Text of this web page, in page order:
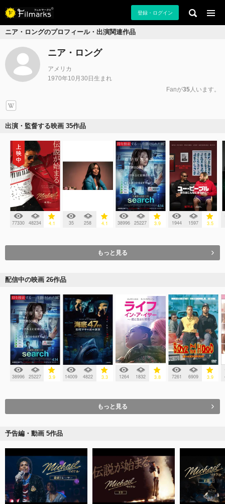
登録・ログイン
ニア・ロングのプロフィール・出演関連作品
ニア・ロング
アメリカ
1970年10月30日生まれ
Fanが35人います。
出演・監督する映画 35作品
77330 48234 4.1 35 258 4.1 38996 25227 3.9 1944 1597 3.5
もっと見る
配信中の映画 26作品
38996 25227 3.9 14009 4822 3.3 1264 1832 3.8 7261 6909 3.9
もっと見る
予告編・動画 5作品